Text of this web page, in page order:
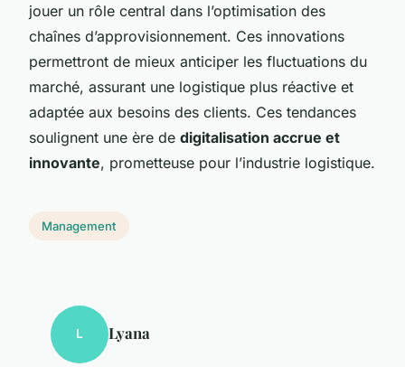
jouer un rôle central dans l’optimisation des
chaînes d’approvisionnement. Ces innovations
permettront de mieux anticiper les fluctuations du
marché, assurant une logistique plus réactive et
adaptée aux besoins des clients. Ces tendances
soulignent une ère de digitalisation accrue et
innovante, prometteuse pour l’industrie logistique.
Management
L Lyana